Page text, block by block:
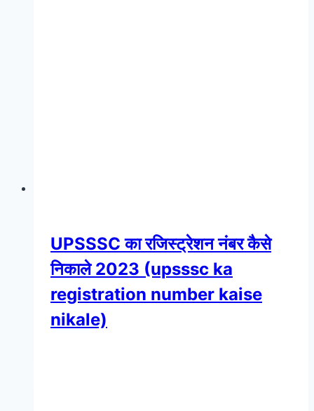
UPSSSC का रजिस्ट्रेशन नंबर कैसे
निकाले 2023 (upsssc ka
registration number kaise
nikale)